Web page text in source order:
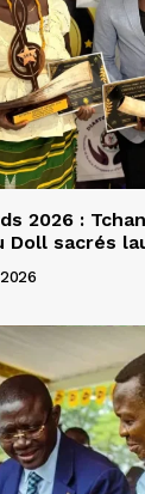
2026 :
Doll sacrés